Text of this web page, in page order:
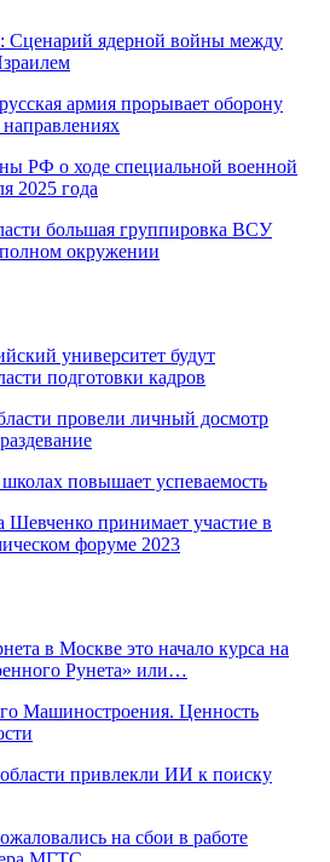
Сценарий ядерной войны между
армия прорывает оборону
РФ о ходе специальной военной
2025 года
большая группировка ВСУ
полном окружении
университет будут
подготовки кадров
провели личный досмотр
повышает успеваемость
принимает участие в
форуме 2023
в Москве это начало курса на
Рунета» или…
Машиностроения. Ценность
привлекли ИИ к поиску
на сбои в работе